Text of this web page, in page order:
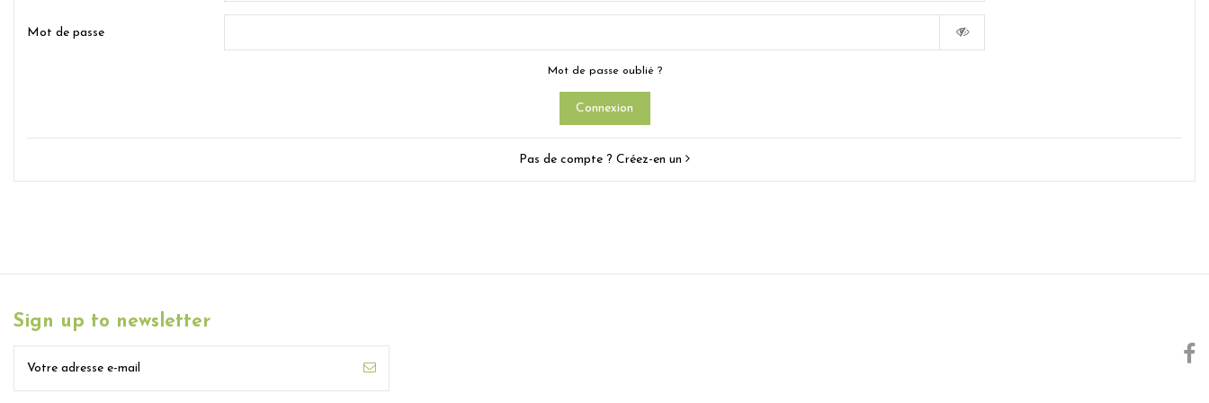
Mot de passe
Mot de passe oublié ?
Connexion
Pas de compte ? Créez-en un
Sign up to newsletter